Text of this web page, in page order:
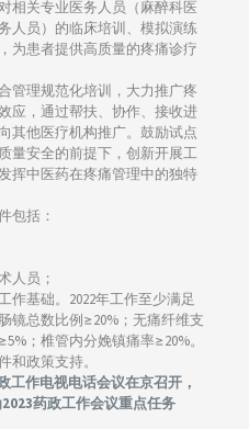
相关专业医务人员（麻醉科医
人员）的临床培训、模拟演练
为患者提供高质量的疼痛诊疗
管理规范化培训，大力推广疼
应，通过帮扶、协作、接收进
其他医疗机构推广。鼓励试点
量安全的前提下，创新开展工
挥中医药在疼痛管理中的独特
包括：
人员；
作基础。2022年工作至少满足
镜总数比例≥20%；无痛纤维支
；椎管内分娩镇痛率≥20%。
和政策支持。
工作电视电话会议在京召开，
药政工作会议重点任务